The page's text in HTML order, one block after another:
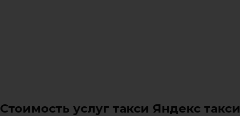
Стоимость услуг такси Яндекс такси